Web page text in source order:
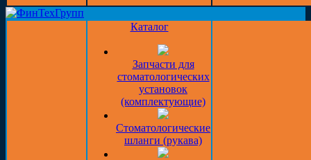
Каталог
Запчасти для
стоматологических
установок
(комплектующие)
Стоматологические
шланги (рукава)